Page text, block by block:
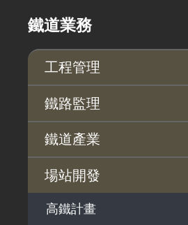
鐵道業務
工程管理
安衛防災
臨軌施工安全
職業安全衛生
安衛宣導
品質保證
公共工程施工品質
施工查核及工程督導
鐵路監理
監理法規
依法監理
營運監理範圍
行車安全
安全管理
鐵路安全自願報告系統
依法檢查
定期檢查
不定期檢查
事故調查
事故調查說明
近三年調查報告
旅客運送
運送法規
營運訊息
鐵道產業
產業政策
鐵道科技產業政策
行動方案
選定國產化關鍵項目
產業發展補助
鐵道產業發展補助作業
鐵道指定產品專區
法規依據
場站開發
高鐵計畫